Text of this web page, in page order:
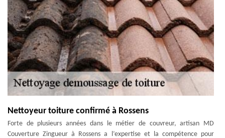
Nettoyeur toiture confirmé à Rossens
Forte de plusieurs années dans le métier de couvreur, artisan MD
Couverture Zingueur à Rossens a l’expertise et la compétence pour